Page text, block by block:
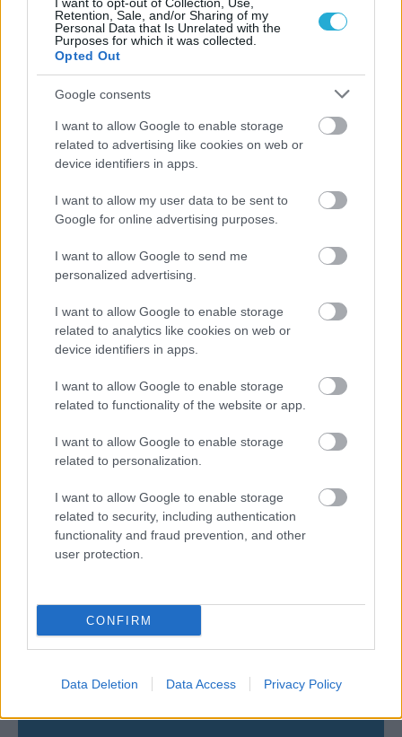
Retention, Sale, and/or Sharing of my
Personal Data that Is Unrelated with the
Purposes for which it was collected.
Opted Out
Google consents
I want to allow Google to enable storage
related to advertising like cookies on web or
device identifiers in apps.
I want to allow my user data to be sent to
Google for online advertising purposes.
I want to allow Google to send me
personalized advertising.
I want to allow Google to enable storage
related to analytics like cookies on web or
device identifiers in apps.
I want to allow Google to enable storage
related to functionality of the website or app.
I want to allow Google to enable storage
related to personalization.
I want to allow Google to enable storage
related to security, including authentication
functionality and fraud prevention, and other
user protection.
CONFIRM
Data Deletion Data Access Privacy Policy
ΡΟΗ ΕΙΔΗΣΕΩΝ
06/08/2026
στην Ιταλία Β’
06/08/2026
Η FIVB σχεδιάζει να διοργανώσει το Παγκόσμιο
06/08/2026
με τον «Ιπτάμενο Ολλανδό» Βίλτενμπουργκ
05/08/2026
Ισόπαλο το πρωτο φιλικό τεστ της Εθνικής στο
05/08/2026
Προς στρατηγική συνεργασία ΠΑΣΑΠΠ και
Πανεπιστημίου Πατρών
Πρώτο δυνατό τεστ της Εθνικής Γυναικών επί ιταλικού
εδάφους με Σουηδία